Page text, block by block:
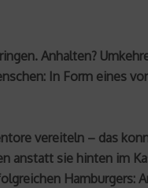
Anhalten?
In Form eines
vereiteln – das
anstatt sie hinten im
Hamburgers: